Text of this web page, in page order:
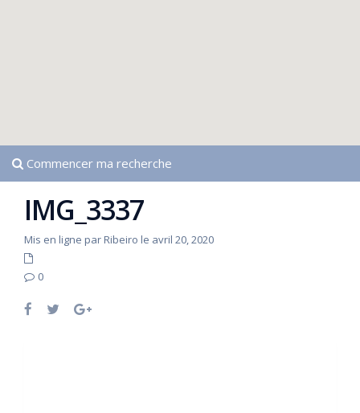
Commencer ma recherche
IMG_3337
Mis en ligne par Ribeiro le avril 20, 2020
0